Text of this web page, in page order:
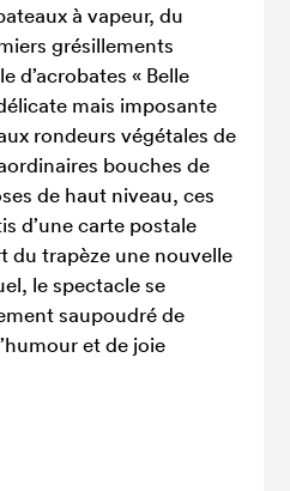
à vapeur, du
grésillements
d’acrobates « Belle
mais imposante
rondeurs végétales de
bouches de
de haut niveau, ces
d’une carte postale
du trapèze une nouvelle
le spectacle se
saupoudré de
et de joie